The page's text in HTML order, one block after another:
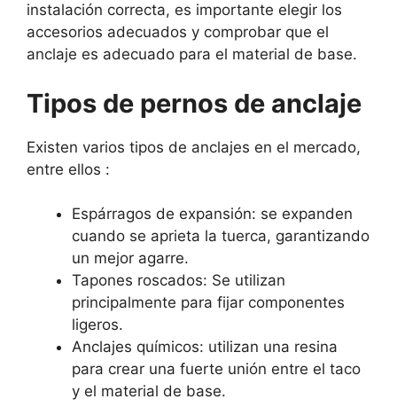
instalación correcta, es importante elegir los
accesorios adecuados y comprobar que el
anclaje es adecuado para el material de base.
Tipos de pernos de anclaje
Existen varios tipos de anclajes en el mercado,
entre ellos :
Espárragos de expansión: se expanden
cuando se aprieta la tuerca, garantizando
un mejor agarre.
Tapones roscados: Se utilizan
principalmente para fijar componentes
ligeros.
Anclajes químicos: utilizan una resina
para crear una fuerte unión entre el taco
y el material de base.